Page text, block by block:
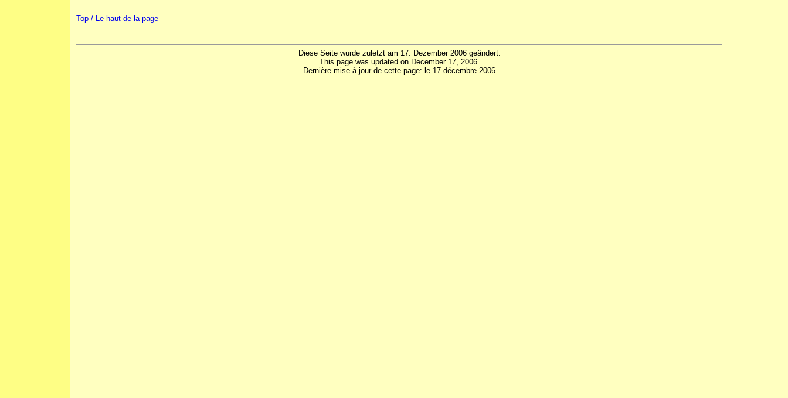
Top / Le haut de la page
Diese Seite wurde zuletzt am 17. Dezember 2006 geändert.
This page was updated on December 17, 2006.
Dernière mise à jour de cette page: le 17 décembre 2006